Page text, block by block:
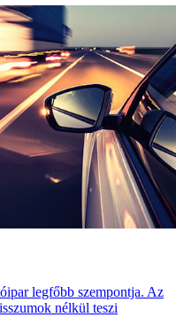
legfőbb szempontja. Az
nélkül teszi